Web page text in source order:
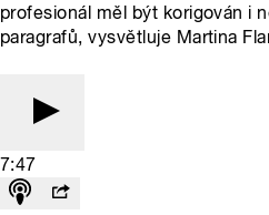
profesionál měl být korigován i
paragrafů, vysvětluje Martina
7:47